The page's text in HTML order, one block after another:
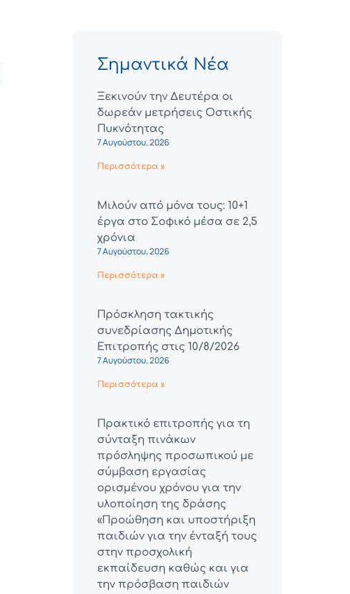
Σημαντικά Νέα
Ξεκινούν την Δευτέρα οι
δωρεάν μετρήσεις Οστικής
Πυκνότητας
7 Αυγούστου, 2026
Περισσότερα »
Μιλούν από μόνα τους: 10+1
έργα στο Σοφικό μέσα σε 2,5
χρόνια
7 Αυγούστου, 2026
Περισσότερα »
Πρόσκληση τακτικής
συνεδρίασης Δημοτικής
Επιτροπής στις 10/8/2026
7 Αυγούστου, 2026
Περισσότερα »
Πρακτικό επιτροπής για τη
σύνταξη πινάκων
πρόσληψης προσωπικού με
σύμβαση εργασίας
ορισμένου χρόνου για την
υλοποίηση της δράσης
«Προώθηση και υποστήριξη
παιδιών για την ένταξή τους
στην προσχολική
εκπαίδευση καθώς και για
την πρόσβαση παιδιών